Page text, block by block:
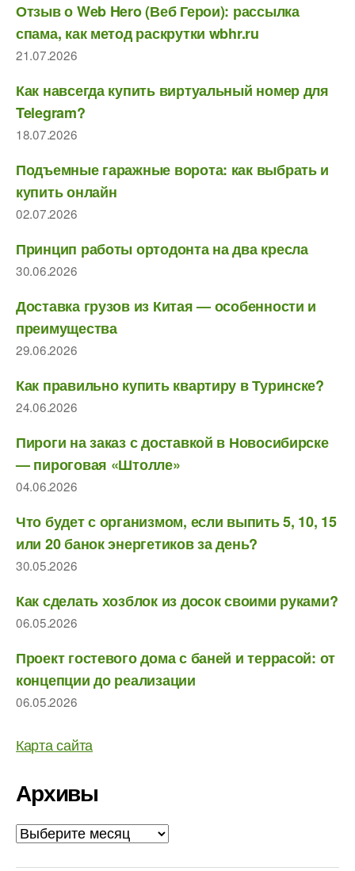
Отзыв о Web Hero (Веб Герои): рассылка
спама, как метод раскрутки wbhr.ru
21.07.2026
Как навсегда купить виртуальный номер для
Telegram?
18.07.2026
Подъемные гаражные ворота: как выбрать и
купить онлайн
02.07.2026
Принцип работы ортодонта на два кресла
30.06.2026
Доставка грузов из Китая — особенности и
преимущества
29.06.2026
Как правильно купить квартиру в Туринске?
24.06.2026
Пироги на заказ с доставкой в Новосибирске
— пироговая «Штолле»
04.06.2026
Что будет с организмом, если выпить 5, 10, 15
или 20 банок энергетиков за день?
30.05.2026
Как сделать хозблок из досок своими руками?
06.05.2026
Проект гостевого дома с баней и террасой: от
концепции до реализации
06.05.2026
Карта сайта
Архивы
Архивы